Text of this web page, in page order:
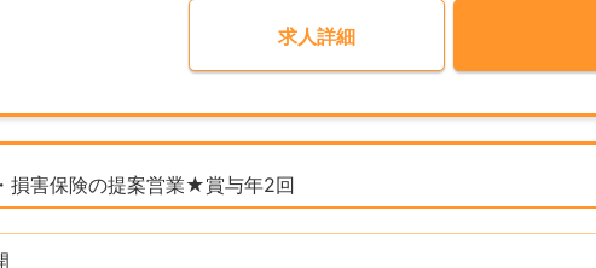
求人詳細
損害保険の提案営業★賞与年2回